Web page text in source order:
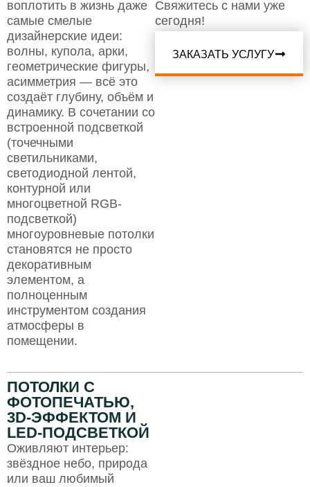
воплотить в жизнь даже
самые смелые
дизайнерские идеи:
волны, купола, арки,
геометрические фигуры,
асимметрия — всё это
создаёт глубину, объём и
динамику. В сочетании со
встроенной подсветкой
(точечными
светильниками,
светодиодной лентой,
контурной или
многоцветной RGB-
подсветкой)
многоуровневые потолки
становятся не просто
декоративным
элементом, а
полноценным
инструментом создания
атмосферы в
помещении.
Свяжитесь с нами уже
сегодня!
ЗАКАЗАТЬ УСЛУГУ
ПОТОЛКИ С
ФОТОПЕЧАТЬЮ,
3D-ЭФФЕКТОМ И
LED-ПОДСВЕТКОЙ
Оживляют интерьер:
звёздное небо, природа
или ваш любимый